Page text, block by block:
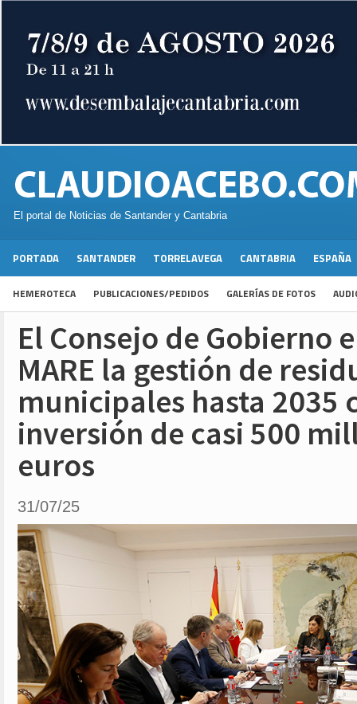
El portal de Noticias de Santander y Cantabria
PORTADA SANTANDER TORRELAVEGA CANTABRIA ESPAÑA
HEMEROTECA PUBLICACIONES/PEDIDOS GALERÍAS DE FOTOS
El Consejo de Gobierno
MARE la gestión de
municipales hasta 2035
inversión de casi 500
euros
31/07/25